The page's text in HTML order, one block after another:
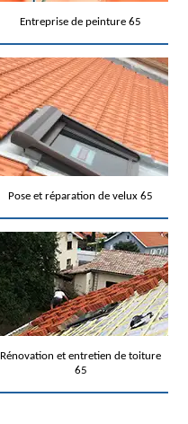
Entreprise de peinture 65
Pose et réparation de velux 65
Rénovation et entretien de toiture
65